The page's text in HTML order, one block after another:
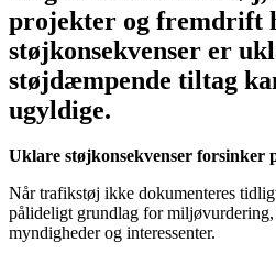
projekter og fremdrift
støjkonsekvenser er
støjdæmpende tiltag
ugyldige.
Uklare støjkonsekvenser forsinker
Når trafikstøj ikke dokumenteres
pålideligt grundlag for
myndigheder og interessenter.